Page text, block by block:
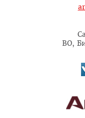
ВО,